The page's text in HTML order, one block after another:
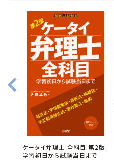
ケータイ弁理士 全科目 第2版
学習初日から試験当日まで